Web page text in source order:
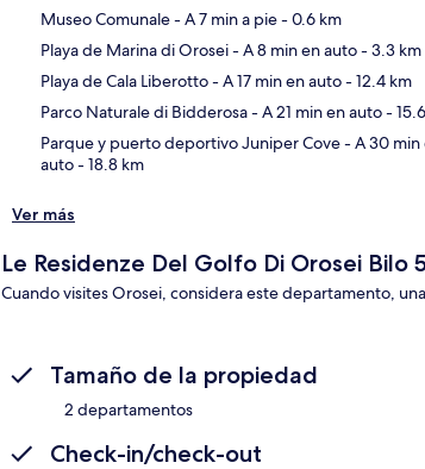
Museo Comunale- A 7 min a pie- 0.6 km
Playa de Marina di Orosei- A 8 min en auto- 3.3 km
Playa de Cala Liberotto- A 17 min en auto- 12.4 km
Parco Naturale di Bidderosa- A 21 min en auto-
Parque y puerto deportivo Juniper Cove- A 30 min
auto- 18.8 km
Ver más
Le Residenze Del Golfo Di Orosei Bilo
Cuando visites Orosei, considera este departamento,
Tamaño de la propiedad
2 departamentos
Check-in/check-out